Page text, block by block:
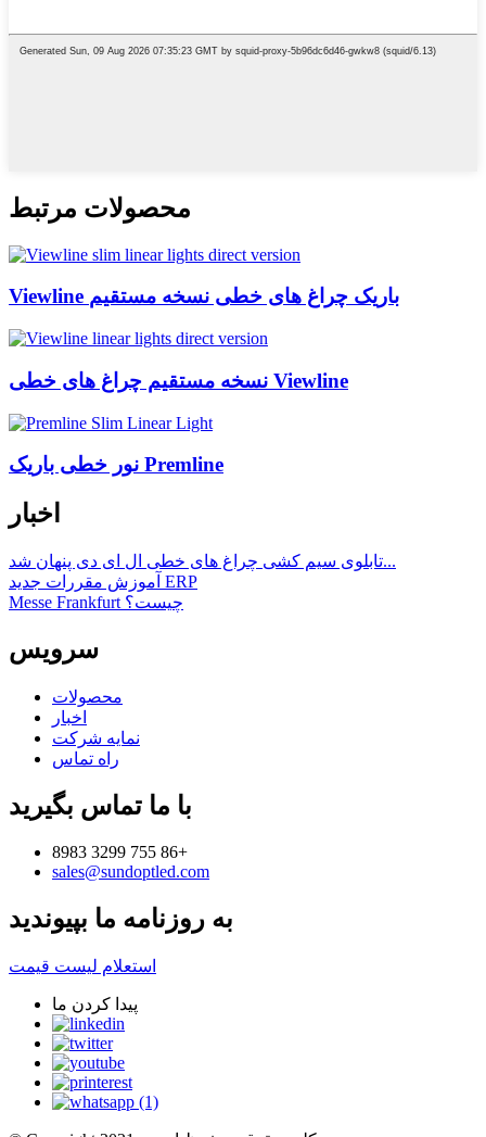
محصولات مرتبط
Viewline باریک چراغ های خطی نسخه مستقیم
نسخه مستقیم چراغ های خطی Viewline
نور خطی باریک Premline
اخبار
تابلوی سیم کشی چراغ های خطی ال ای دی پنهان شد...
آموزش مقررات جدید ERP
Messe Frankfurt چیست؟
سرویس
محصولات
اخبار
نمایه شرکت
راه تماس
با ما تماس بگیرید
8983 3299 755 86+
sales@sundoptled.com
به روزنامه ما بپیوندید
استعلام لیست قیمت
پیدا کردن ما